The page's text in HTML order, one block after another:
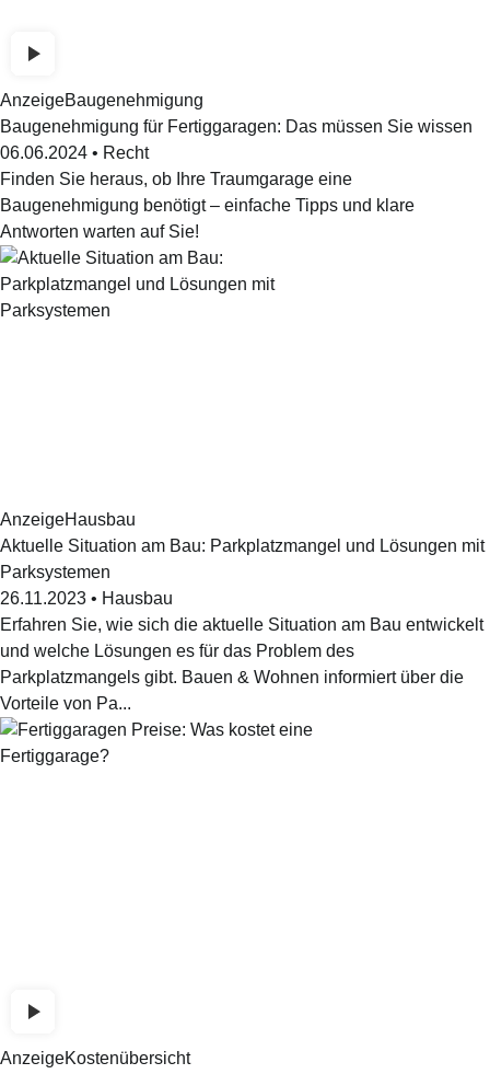
AnzeigeBaugenehmigung
Baugenehmigung für Fertiggaragen: Das müssen Sie wissen
06.06.2024 • Recht
Finden Sie heraus, ob Ihre Traumgarage eine
Baugenehmigung benötigt – einfache Tipps und klare
Antworten warten auf Sie!
AnzeigeHausbau
Aktuelle Situation am Bau: Parkplatzmangel und Lösungen mit
Parksystemen
26.11.2023 • Hausbau
Erfahren Sie, wie sich die aktuelle Situation am Bau entwickelt
und welche Lösungen es für das Problem des
Parkplatzmangels gibt. Bauen & Wohnen informiert über die
Vorteile von Pa...
AnzeigeKostenübersicht